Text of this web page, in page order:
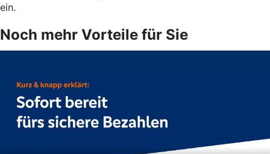
ein.
Noch mehr Vorteile für Sie